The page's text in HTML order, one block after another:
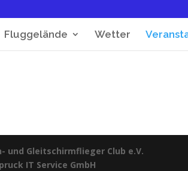
Fluggelände Wetter
und Gleitschirmflieger Club e.V.
IT Service GmbH